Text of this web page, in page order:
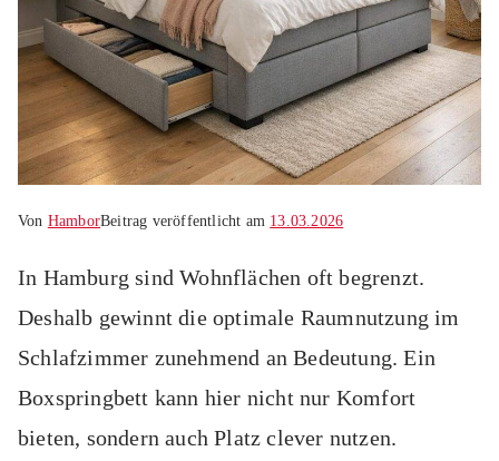
Von HamborBeitrag veröffentlicht am 13.03.2026
In Hamburg sind Wohnflächen oft begrenzt.
Deshalb gewinnt die optimale Raumnutzung im
Schlafzimmer zunehmend an Bedeutung. Ein
Boxspringbett kann hier nicht nur Komfort
bieten, sondern auch Platz clever nutzen.